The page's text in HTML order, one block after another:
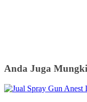
Anda Juga